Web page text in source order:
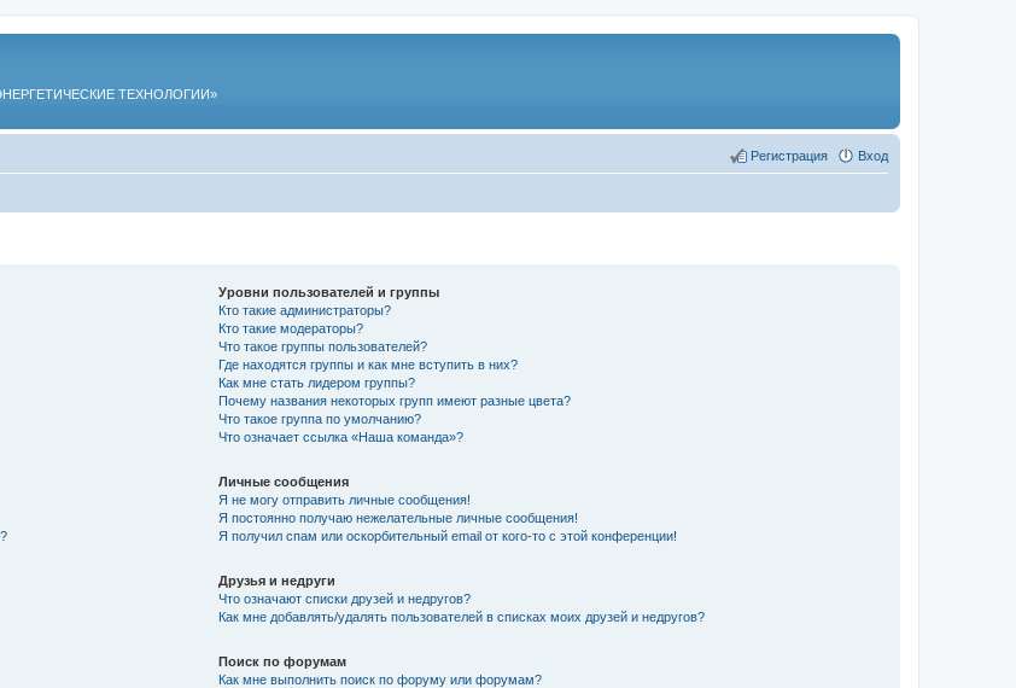
ТЕХНОЛОГИИ»
Вход
Регистрация
Уровни пользователей и группы
Кто такие администраторы?
Кто такие модераторы?
Что такое группы пользователей?
Где находятся группы и как мне вступить в них?
Как мне стать лидером группы?
Почему названия некоторых групп имеют разные цвета?
Что такое группа по умолчанию?
Что означает ссылка «Наша команда»?
Личные сообщения
Я не могу отправить личные сообщения!
Я постоянно получаю нежелательные личные сообщения!
Я получил спам или оскорбительный email от кого-то с этой конференции!
Друзья и недруги
Что означают списки друзей и недругов?
Как мне добавлять/удалять пользователей в списках моих друзей и недругов?
Поиск по форумам
Как мне выполнить поиск по форуму или форумам?